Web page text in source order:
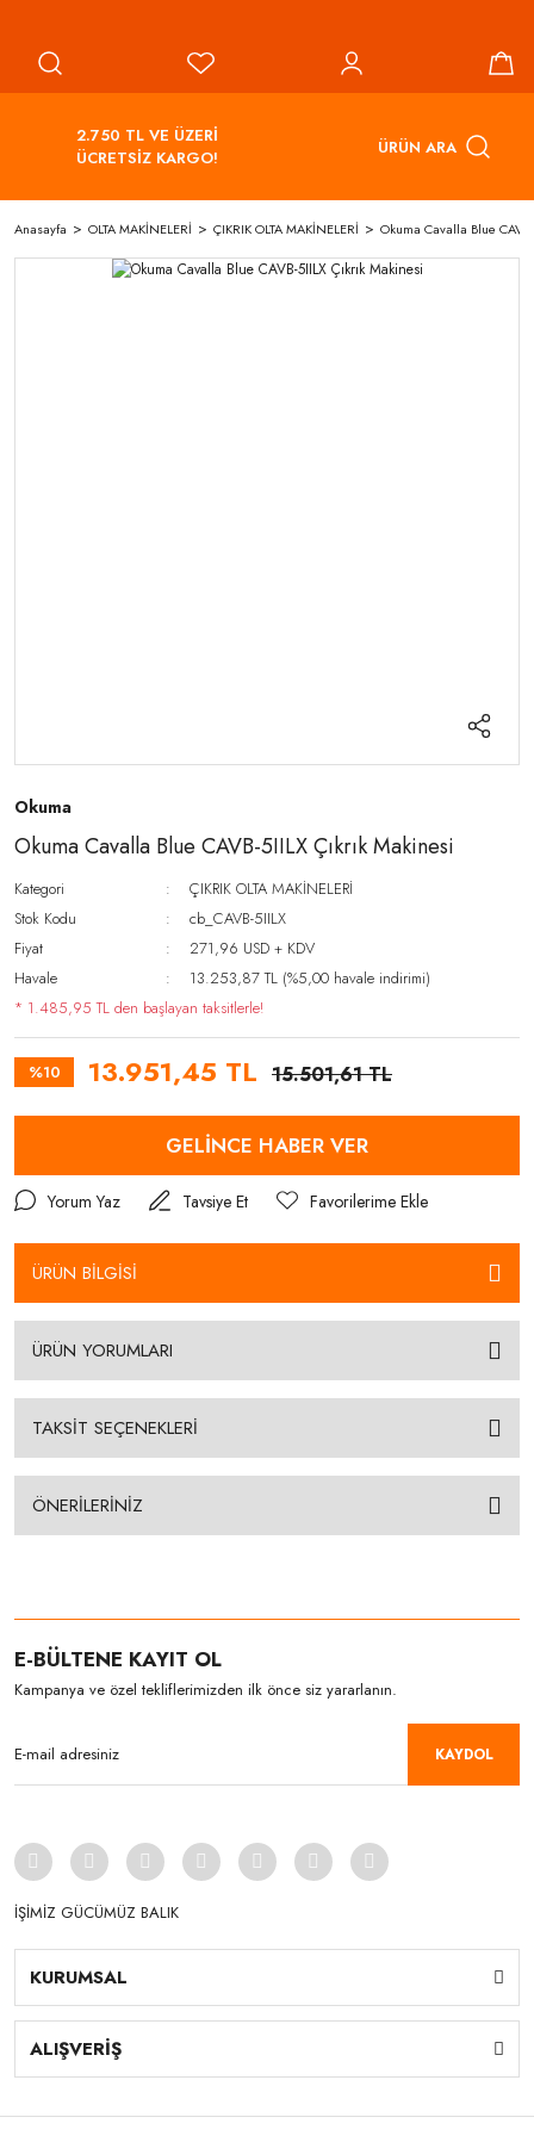
2.750 TL VE ÜZERİ
ÜCRETSİZ KARGO!
ÜRÜN ARA
Anasayfa OLTA MAKİNELERİ ÇIKRIK OLTA MAKİNELERİ Okuma Cavalla Blue
Okuma
Okuma Cavalla Blue CAVB-5IILX Çıkrık Makinesi
Kategori
ÇIKRIK OLTA MAKİNELERİ
Stok Kodu
cb_CAVB-5IILX
Fiyat
271,96 USD + KDV
Havale
13.253,87 TL (%5,00 havale indirimi)
* 1.485,95 TL den başlayan taksitlerle!
%10 13.951,45 TL 15.501,61 TL
GELİNCE HABER VER
Yorum Yaz Tavsiye Et
ÜRÜN BİLGİSİ
ÜRÜN YORUMLARI
TAKSİT SEÇENEKLERİ
ÖNERİLERİNİZ
E-BÜLTENE KAYIT OL
Kampanya ve özel tekliflerimizden ilk önce siz yararlanın.
KAYDOL
İŞİMİZ GÜCÜMÜZ BALIK
KURUMSAL
ALIŞVERİŞ